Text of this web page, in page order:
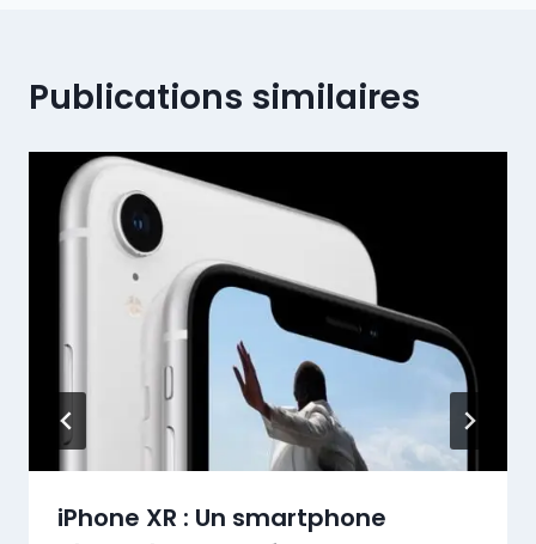
Publications similaires
iPhone XR : Un smartphone